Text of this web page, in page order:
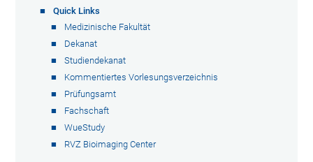
Quick Links
Medizinische Fakultät
Dekanat
Studiendekanat
Kommentiertes Vorlesungsverzeichnis
Prüfungsamt
Fachschaft
WueStudy
RVZ Bioimaging Center